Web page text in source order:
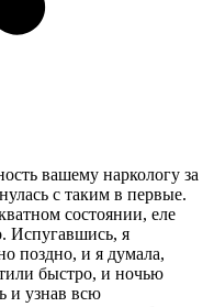
вашему наркологу за
с таким в первые.
состоянии, еле
Испугавшись, я
поздно, и я думала,
быстро, и ночью
и узнав всю